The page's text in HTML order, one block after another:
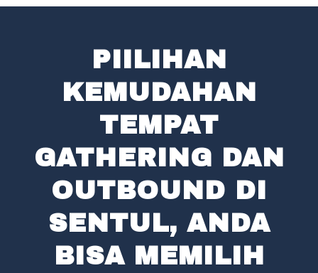
PIILIHAN
KEMUDAHAN
TEMPAT
GATHERING DAN
OUTBOUND DI
SENTUL, ANDA
BISA MEMILIH